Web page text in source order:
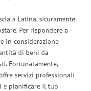
a Latina, sicuramente
Per rispondere a
in considerazione
di beni da
Fortunatamente,
servizi professionali
e pianificare il tuo